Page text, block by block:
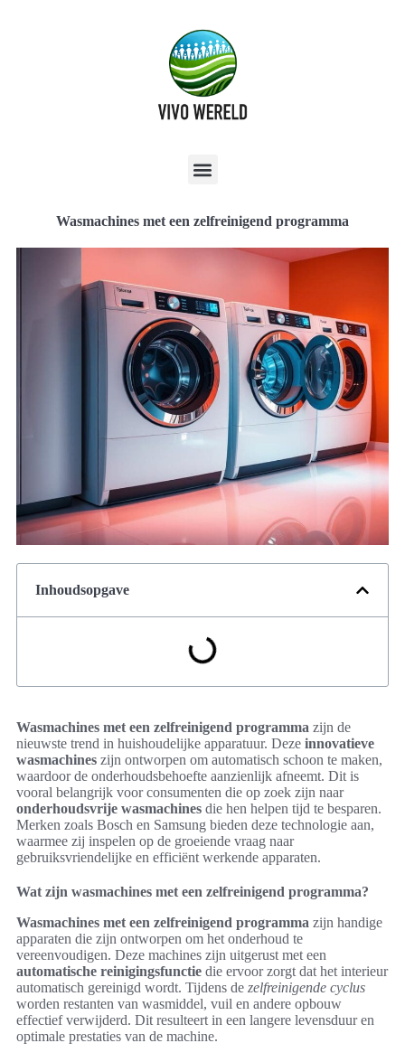
Wasmachines met een zelfreinigend programma
Inhoudsopgave
Wasmachines met een zelfreinigend programma zijn de
nieuwste trend in huishoudelijke apparatuur. Deze innovatieve
wasmachines zijn ontworpen om automatisch schoon te maken,
waardoor de onderhoudsbehoefte aanzienlijk afneemt. Dit is
vooral belangrijk voor consumenten die op zoek zijn naar
onderhoudsvrije wasmachines die hen helpen tijd te besparen.
Merken zoals Bosch en Samsung bieden deze technologie aan,
waarmee zij inspelen op de groeiende vraag naar
gebruiksvriendelijke en efficiënt werkende apparaten.
Wat zijn wasmachines met een zelfreinigend programma?
Wasmachines met een zelfreinigend programma zijn handige
apparaten die zijn ontworpen om het onderhoud te
vereenvoudigen. Deze machines zijn uitgerust met een
automatische reinigingsfunctie die ervoor zorgt dat het interieur
automatisch gereinigd wordt. Tijdens de zelfreinigende cyclus
worden restanten van wasmiddel, vuil en andere opbouw
effectief verwijderd. Dit resulteert in een langere levensduur en
optimale prestaties van de machine.